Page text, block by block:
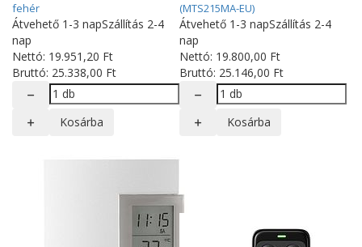
fehér
Átvehető 1-3 napSzállítás 2-4
nap
Nettó: 19.951 ,20 Ft
Bruttó: 25.338,00 Ft
Kosárba
(MTS215MA-EU)
Átvehető 1-3 napSzállítás 2-4
nap
Nettó: 19.800,00 Ft
Bruttó: 25.146,00 Ft
Kosárba